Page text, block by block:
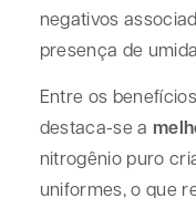
negativos
presença de
Entre os
destaca-se a
nitrogênio puro
uniformes, o que